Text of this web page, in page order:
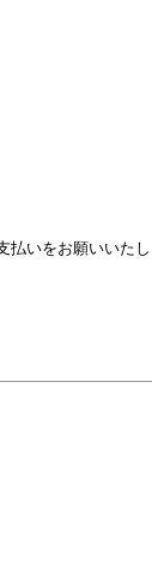
払いをお願いいた